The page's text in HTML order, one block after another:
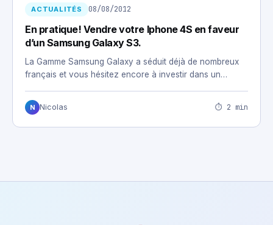
ACTUALITÉS 08/08/2012
En pratique! Vendre votre Iphone 4S en faveur
d’un Samsung Galaxy S3.
La Gamme Samsung Galaxy a séduit déjà de nombreux
français et vous hésitez encore à investir dans un…
N Nicolas ⏱ 2 min